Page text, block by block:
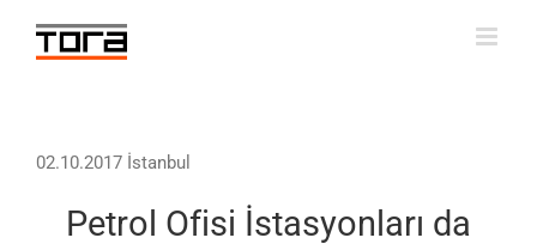
content
02.10.2017 İstanbul
Petrol Ofisi İstasyonları da